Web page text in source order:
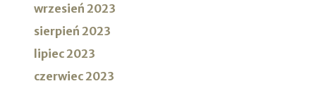
wrzesień 2023
sierpień 2023
lipiec 2023
czerwiec 2023